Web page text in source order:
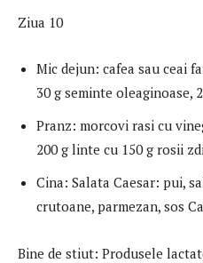
Ziua 10
Mic dejun: cafea sau ceai
30 g seminte oleaginoase,
Pranz: morcovi rasi cu
200 g linte cu 150 g rosii
Cina: Salata Caesar: pui,
crutoane, parmezan, sos
Bine de stiut: Produsele